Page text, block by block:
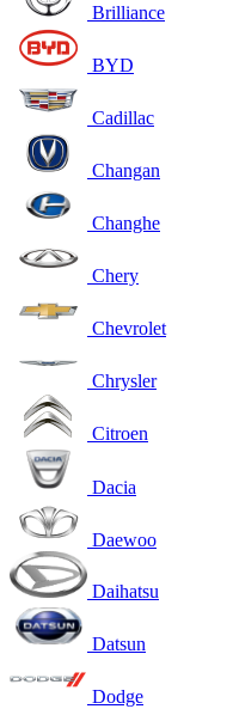
Brilliance
BYD
Cadillac
Changan
Changhe
Chery
Chevrolet
Chrysler
Citroen
Dacia
Daewoo
Daihatsu
Datsun
Dodge